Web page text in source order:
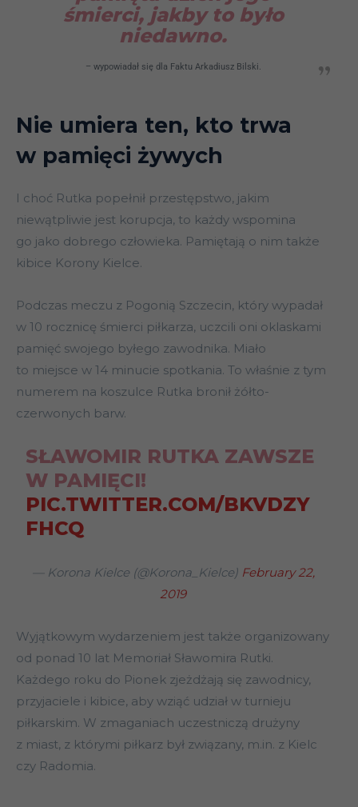
śmierci, jakby to było
niedawno.
– wypowiadał się dla Faktu Arkadiusz Bilski.
Nie umiera ten, kto trwa
w pamięci żywych
I choć Rutka popełnił przestępstwo, jakim
niewątpliwie jest korupcja, to każdy wspomina
go jako dobrego człowieka. Pamiętają o nim także
kibice Korony Kielce.
Podczas meczu z Pogonią Szczecin, który wypadał
w 10 rocznicę śmierci piłkarza, uczcili oni oklaskami
pamięć swojego byłego zawodnika. Miało
to miejsce w 14 minucie spotkania. To właśnie z tym
numerem na koszulce Rutka bronił żółto-
czerwonych barw.
SŁAWOMIR RUTKA ZAWSZE
W PAMIĘCI!
PIC.TWITTER.COM/BKVDZY
FHCQ
— Korona Kielce (@Korona_Kielce) February 22,
2019
Wyjątkowym wydarzeniem jest także organizowany
od ponad 10 lat Memoriał Sławomira Rutki.
Każdego roku do Pionek zjeżdżają się zawodnicy,
przyjaciele i kibice, aby wziąć udział w turnieju
piłkarskim. W zmaganiach uczestniczą drużyny
z miast, z którymi piłkarz był związany, m.in. z Kielc
czy Radomia.